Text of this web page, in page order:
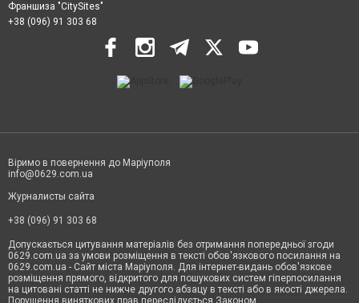
Франшиза "CitySites"
+38 (096) 91 303 68
Віримо в повернення до Маріуполя
info@0629.com.ua
Журналисты сайта
+38 (096) 91 303 68
Допускається цитування матеріалів без отримання попередньої згоди
0629.com.ua за умови розміщення в тексті обов'язкового посилання на
0629.com.ua - Сайт міста Маріуполя. Для інтернет-видань обов'язкове
розміщення прямого, відкритого для пошукових систем гіперпосилання
на цитовані статті не нижче другого абзацу в тексті або в якості джерела.
Порушення виняткових прав переслідується Законом.